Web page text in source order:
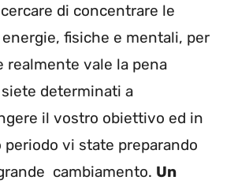
di concentrare le
fisiche e mentali, per
realmente vale la pena
siete determinati a
il vostro obiettivo ed in
periodo vi state preparando
cambiamento. Un